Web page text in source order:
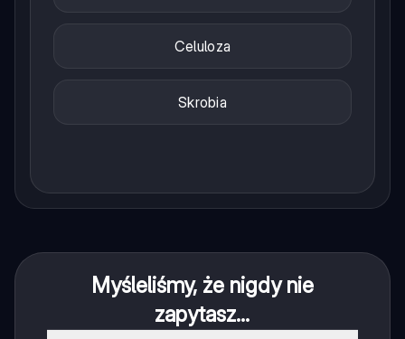
Celuloza
Skrobia
Myśleliśmy, że nigdy nie
zapytasz...